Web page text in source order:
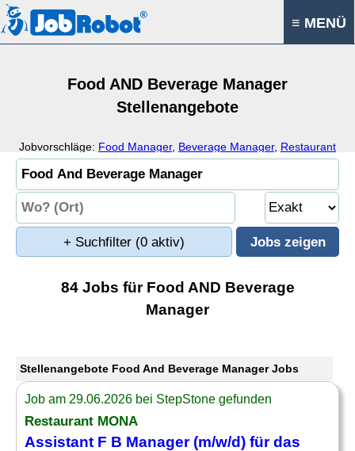
≡ MENÜ
Food AND Beverage Manager
Stellenangebote
Jobvorschläge: Food Manager, Beverage Manager, Restaurant
Manager,Hospitality Manager
+ Suchfilter (0 aktiv)
84 Jobs für Food AND Beverage
Manager
Stellenangebote Food And Beverage Manager Jobs
Job am 29.06.2026 bei StepStone gefunden
Restaurant MONA
Assistant F B Manager(m/w/d) für das